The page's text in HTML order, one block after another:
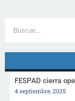
FESPAD cierra
4 septiembre, 2025